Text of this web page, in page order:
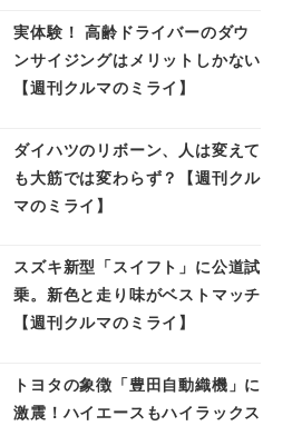
実体験！ 高齢ドライバーのダウ
ンサイジングはメリットしかない
【週刊クルマのミライ】
ダイハツのリボーン、人は変えて
も大筋では変わらず？【週刊クル
マのミライ】
スズキ新型「スイフト」に公道試
乗。新色と走り味がベストマッチ
【週刊クルマのミライ】
トヨタの象徴「豊田自動織機」に
激震！ハイエースもハイラックス